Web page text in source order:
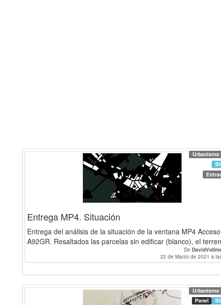
Urbanismo
Entrega MP4. Situación
Entrega del análisis de la situación de la ventana MP4 Acceso
A92GR. Resaltados las parcelas sin edificar (blanco), el
De
22 de Marzo de 2021 a
Urbanismo
Panel